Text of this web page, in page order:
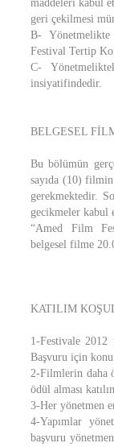
maddeleri kabul
geri çekilmesi
B-
Festival Tertip
C-
insiyatifindedir.
BELGESEL
Bu bölümün
sayıda (10)
gerekmektedir.
gecikmeler kabul
“Amed Film
belgesel filme
KATILIM
1-Festivale 2012
Başvuru için konu
2-Filmlerin daha
ödül alması
3-Her yönetmen
4-Yapımlar
başvuru